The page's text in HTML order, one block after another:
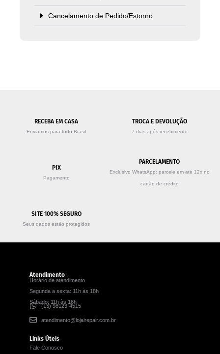
Cancelamento de Pedido/Estorno
RECEBA EM CASA
Enviamos para todo Brasil
TROCA E DEVOLUÇÃO
7 dias após recebimento
PIX
Pagamento
PARCELAMENTO
Exclusivo WhatsApp: parcele em até 12x no
cartão de crédito
SITE 100% SEGURO
Seus dados estão protegidos
Atendimento
Horário de atendimento
Segunda a sexta: 11h às 18h
Sábado: 11h às 16h
(13) 98123-4515
atendimento@lojairepair.com.br
Links Úteis
Fale Conosco